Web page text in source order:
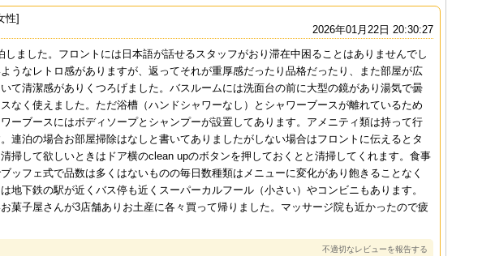
性]
2026年01月22日 20:30:27
しました。フロントには日本語が話せるスタッフがおり滞在中困ることはありませんでし
うなレトロ感がありますが、返ってそれが重厚感だったり品格だったり、また部屋が広
て清潔感がありくつろげました。バスルームには洗面台の前に大型の鏡があり湯気で曇
なく使えました。ただ浴槽（ハンドシャワーなし）とシャワーブースが離れているため
ーブースにはボディソープとシャンプーが設置してあります。アメニティ類は持って行
連泊の場合お部屋掃除はなしと書いてありましたがしない場合はフロントに伝えるとタ
掃して欲しいときはドア横のclean upのボタンを押しておくとと清掃してくれます。食事
ッフェ式で品数は多くはないものの毎日数種類はメニューに変化があり飽きることなく
地下鉄の駅が近くバス停も近くスーパーカルフール（小さい）やコンビニもあります。
菓子屋さんが3店舗ありお土産に各々買って帰りました。マッサージ院も近かったので疲
不適切なレビューを報告する